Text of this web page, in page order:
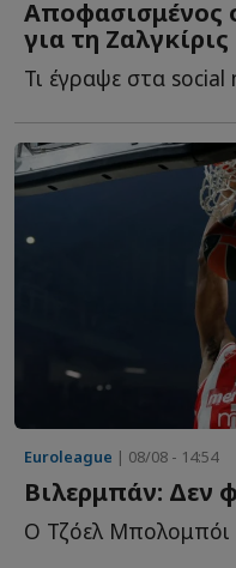
Αποφασισμένος
για τη Ζαλγκίρις
Euroleague | 08/08 - 14:54
Βιλερμπάν: Δεν